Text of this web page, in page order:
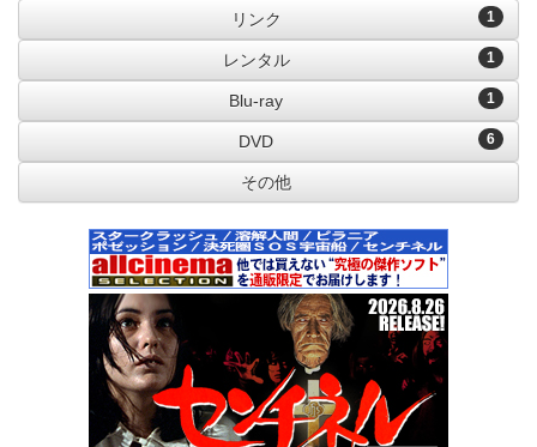
1
リンク
1
レンタル
1
Blu-ray
6
DVD
その他